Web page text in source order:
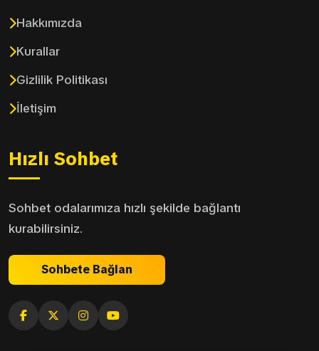
Hakkımızda
Kurallar
Gizlilik Politikası
İletişim
Hızlı Sohbet
Sohbet odalarımıza hızlı şekilde bağlantı
kurabilirsiniz.
Sohbete Bağlan